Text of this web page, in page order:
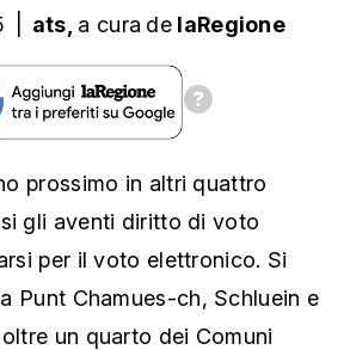
ats, a cura de laRegione
prossimo in altri quattro
gli aventi diritto di voto
per il voto elettronico. Si
Punt Chamues-ch, Schluein e
un quarto dei Comuni